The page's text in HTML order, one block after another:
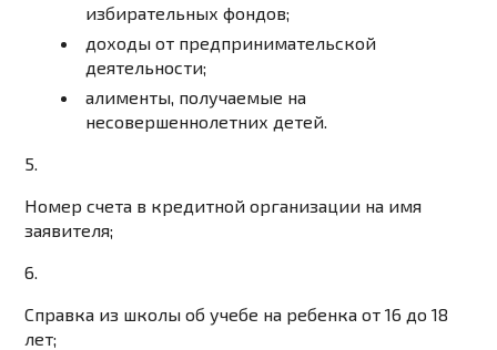
избирательных фондов;
доходы от предпринимательской
деятельности;
алименты, получаемые на
несовершеннолетних детей.
5.
Номер счета в кредитной организации на имя
заявителя;
6.
Справка из школы об учебе на ребенка от 16 до 18
лет;